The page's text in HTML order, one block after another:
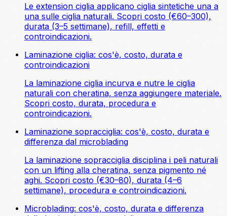
Le extension ciglia applicano ciglia sintetiche una a
una sulle ciglia naturali. Scopri costo (€60–300),
durata (3–5 settimane), refill, effetti e
controindicazioni.
Laminazione ciglia: cos'è, costo, durata e
controindicazioni
La laminazione ciglia incurva e nutre le ciglia
naturali con cheratina, senza aggiungere materiale.
Scopri costo, durata, procedura e
controindicazioni.
Laminazione sopracciglia: cos'è, costo, durata e
differenza dal microblading
La laminazione sopracciglia disciplina i peli naturali
con un lifting alla cheratina, senza pigmento né
aghi. Scopri costo (€30–80), durata (4–6
settimane), procedura e controindicazioni.
Microblading: cos'è, costo, durata e differenza